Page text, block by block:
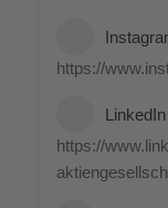
https://
Lin­ke­dIn
https://